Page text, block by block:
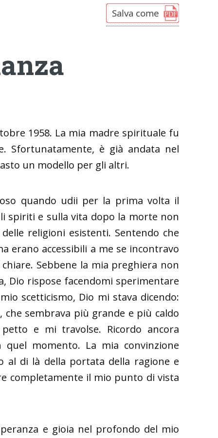
1958. La mia madre spirituale fu
Sfortunatamente, è già andata nel
un modello per gli altri.
quando udii per la prima volta il
spiriti e sulla vita dopo la morte non
religioni esistenti. Sentendo che
erano accessibili a me se incontravo
Sebbene la mia preghiera non
Dio rispose facendomi sperimentare
scetticismo, Dio mi stava dicendo:
che sembrava più grande e più caldo
e mi travolse. Ricordo ancora
momento. La mia convinzione
al di là della portata della ragione e
completamente il mio punto di vista
e gioia nel profondo del mio